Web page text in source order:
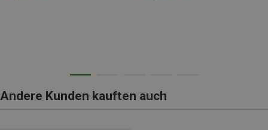
Andere Kunden kauften auch